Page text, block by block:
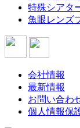
特殊シアタ
魚眼レンズ
会社情報
最新情報
お問い合わ
個人情報保